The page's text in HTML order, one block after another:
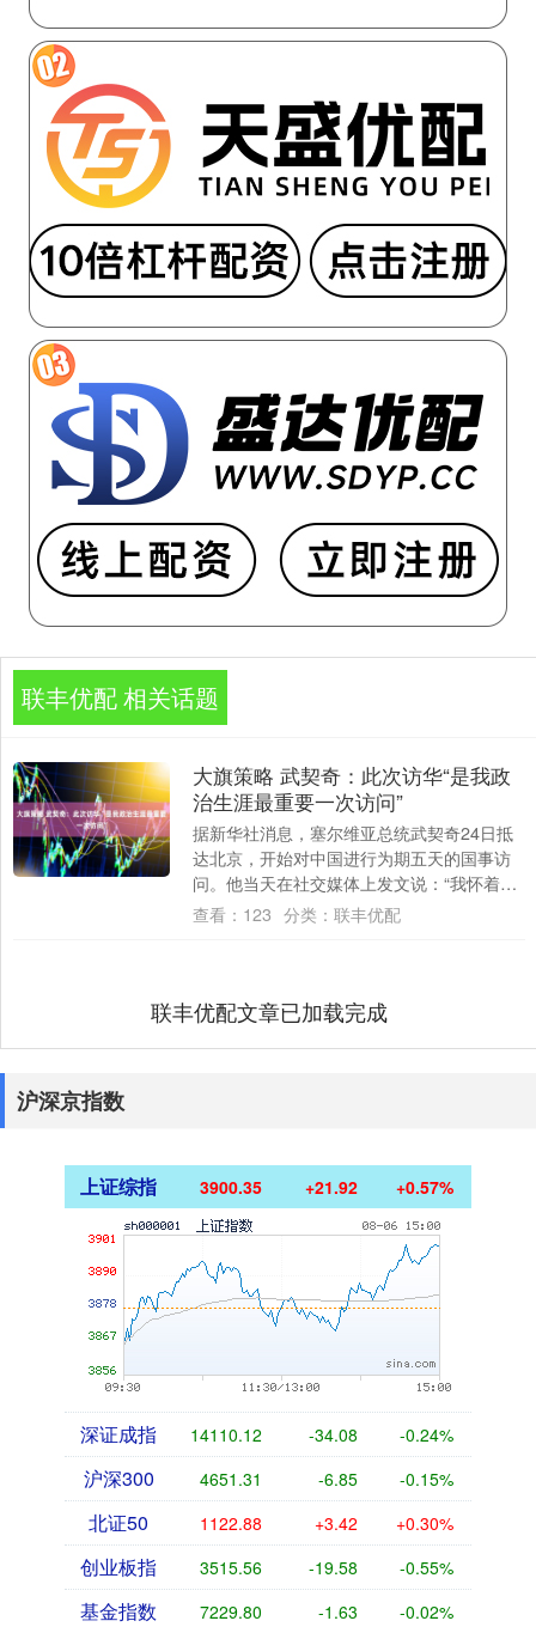
联丰优配 相关话题
大旗策略 武契奇：此次访华“是我政
治生涯最重要一次访问”
据新华社消息，塞尔维亚总统武契奇24日抵
达北京，开始对中国进行为期五天的国事访
问。他当天在社交媒体上发文说：“我怀着强
烈的责任感与深深的敬意抵达北京，此次我
查看： 123 分类： 联丰优配
联丰优配文章已加载完成
沪深京指数
上证综指 3900.35 +21.92 +0.57%
深证成指 14110.12 -34.08 -0.24%
沪深300 4651.31 -6.85 -0.15%
北证50 1122.88 +3.42 +0.30%
创业板指 3515.56 -19.58 -0.55%
基金指数 7229.80 -1.63 -0.02%